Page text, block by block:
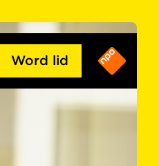
Word lid